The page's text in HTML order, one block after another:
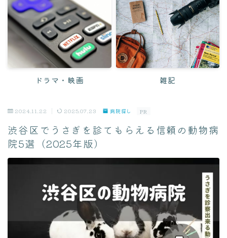
迎えた後
迎える前
食べ物・レシピ
おやつ
レシピ
野菜
健康・ケア
病気・症状
緊急対応
ドラマ・映画 雑記
2024.11.22 2025.07.23 病院探し PR
渋谷区でうさぎを診てもらえる信頼の動物病
院5選（2025年版）